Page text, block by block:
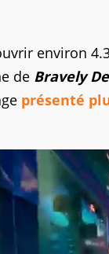
environ
de Bravely
présenté